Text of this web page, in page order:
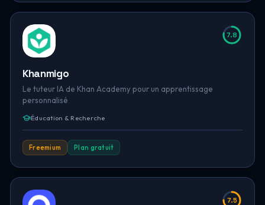
7.8
Khanmigo
Le tuteur IA de Khan Academy pour un apprentissage
personnalisé
Éducation & Recherche
Freemium Plan gratuit
7.5